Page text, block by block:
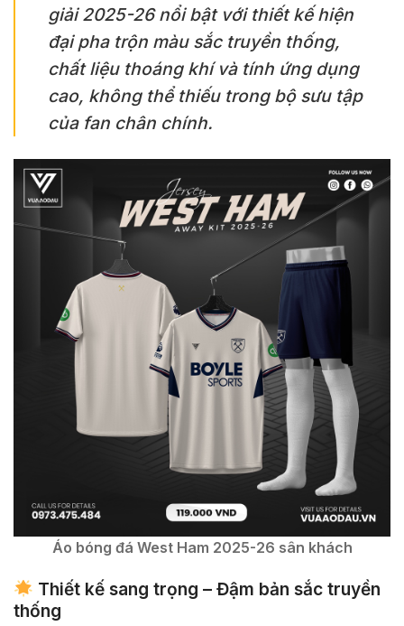
giải 2025-26 nổi bật với thiết kế hiện
đại pha trộn màu sắc truyền thống,
chất liệu thoáng khí và tính ứng dụng
cao, không thể thiếu trong bộ sưu tập
của fan chân chính.
Áo bóng đá West Ham 2025-26 sân khách
Thiết kế sang trọng – Đậm bản sắc truyền
thống